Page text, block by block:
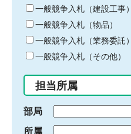
キ
ー
ワ
ー
ド
入
力
一般競争入札（建設工事）
一般競争入札（物品）
一般競争入札（業務委託）
一般競争入札（その他）
担当所属
部局
所属